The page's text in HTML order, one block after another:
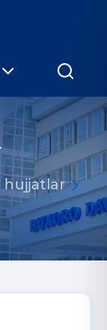
hujjatlar